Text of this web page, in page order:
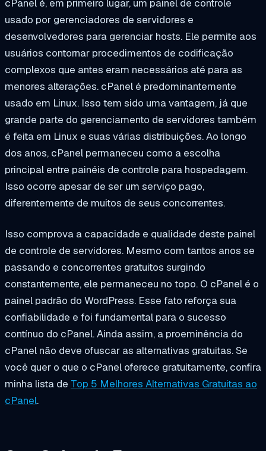
cPanel é, em primeiro lugar, um painel de controle
usado por gerenciadores de servidores e
desenvolvedores para gerenciar hosts. Ele permite aos
usuários contornar procedimentos de codificação
complexos que antes eram necessários até para as
menores alterações. cPanel é predominantemente
usado em Linux. Isso tem sido uma vantagem, já que
grande parte do gerenciamento de servidores também
é feita em Linux e suas várias distribuições. Ao longo
dos anos, cPanel permaneceu como a escolha
principal entre painéis de controle para hospedagem.
Isso ocorre apesar de ser um serviço pago,
diferentemente de muitos de seus concorrentes.
Isso comprova a capacidade e qualidade deste painel
de controle de servidores. Mesmo com tantos anos se
passando e concorrentes gratuitos surgindo
constantemente, ele permaneceu no topo. O cPanel é o
painel padrão do WordPress. Esse fato reforça sua
confiabilidade e foi fundamental para o sucesso
contínuo do cPanel. Ainda assim, a proeminência do
cPanel não deve ofuscar as alternativas gratuitas. Se
você quer o que o cPanel oferece gratuitamente, confira
minha lista de Top 5 Melhores Alternativas Gratuitas ao
cPanel.